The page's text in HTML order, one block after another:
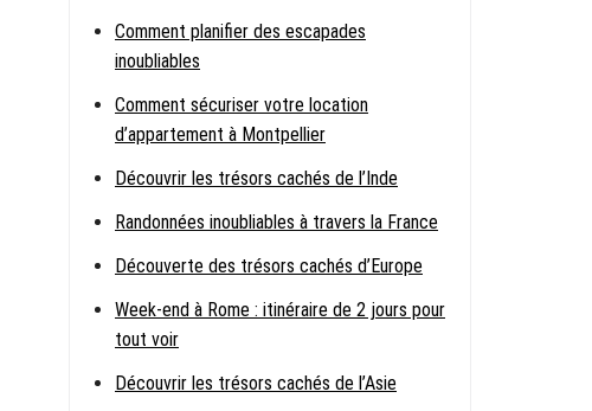
Comment planifier des escapades
inoubliables
Comment sécuriser votre location
d’appartement à Montpellier
Découvrir les trésors cachés de l’Inde
Randonnées inoubliables à travers la France
Découverte des trésors cachés d’Europe
Week-end à Rome : itinéraire de 2 jours pour
tout voir
Découvrir les trésors cachés de l’Asie